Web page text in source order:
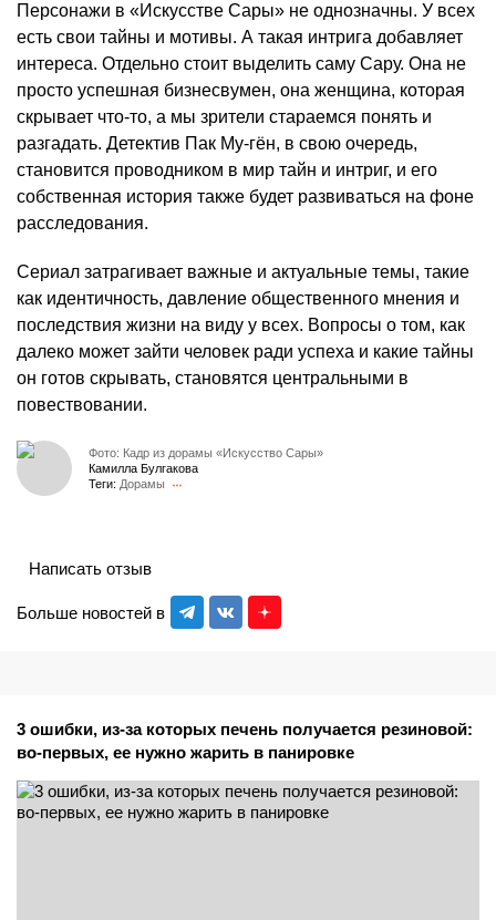
Персонажи в «Искусстве Сары» не однозначны. У всех
есть свои тайны и мотивы. А такая интрига добавляет
интереса. Отдельно стоит выделить саму Сару. Она не
просто успешная бизнесвумен, она женщина, которая
скрывает что-то, а мы зрители стараемся понять и
разгадать. Детектив Пак Му-гён, в свою очередь,
становится проводником в мир тайн и интриг, и его
собственная история также будет развиваться на фоне
расследования.
Сериал затрагивает важные и актуальные темы, такие
как идентичность, давление общественного мнения и
последствия жизни на виду у всех. Вопросы о том, как
далеко может зайти человек ради успеха и какие тайны
он готов скрывать, становятся центральными в
повествовании.
Фото: Кадр из дорамы «Искусство Сары»
Камилла Булгакова
Теги: Дорамы
Больше новостей в
Написать отзыв
3 ошибки, из-за которых печень получается резиновой:
во-первых, ее нужно жарить в панировке